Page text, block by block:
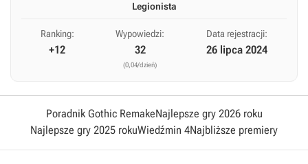
Legionista
Ranking:
+12
Wypowiedzi:
32
(0,04/dzień)
Data rejestracji:
26 lipca 2024
Poradnik Gothic RemakeNajlepsze gry 2026 roku
Najlepsze gry 2025 rokuWiedźmin 4Najbliższe premiery